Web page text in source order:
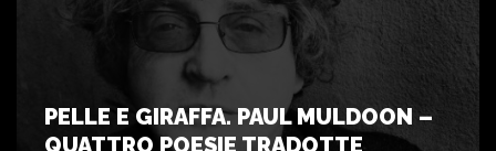
PELLE E GIRAFFA. PAUL MULDOON –
QUATTRO POESIE TRADOTTE